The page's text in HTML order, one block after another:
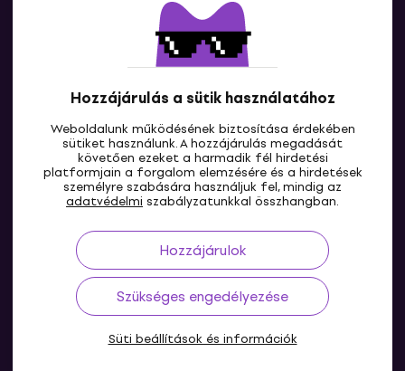
Hozzájárulás a sütik használatához
Weboldalunk működésének biztosítása érdekében
sütiket használunk. A hozzájárulás megadását
követően ezeket a harmadik fél hirdetési
platformjain a forgalom elemzésére és a hirdetések
személyre szabására használjuk fel, mindig az
adatvédelmi szabályzatunkkal összhangban.
Hozzájárulok
Szükséges engedélyezése
Süti beállítások és információk
Lépj kapcsolatba velünk
HU